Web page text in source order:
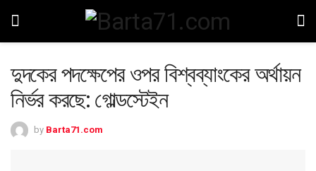
দুদকের পদক্ষেপের ওপর বিশ্বব্যাংকের অর্থায়ন
নির্ভর করছে: গোল্ডস্টেইন
by Barta71.com